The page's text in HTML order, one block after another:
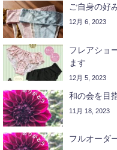
ご自身の好
12月 6, 2023
フレアショ
ます
12月 5, 2023
和の会を目
11月 18, 2023
フルオーダ